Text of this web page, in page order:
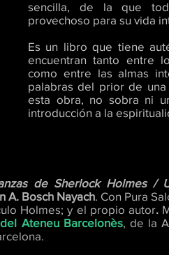
sencilla, de la que
provechoso para su vida
Es un libro que tiene
encuentran tanto entre
como entre las almas
palabras del prior de una
esta obra, no sobra ni
introducción a la
de Sherlock Holmes /
A. Bosch Nayach. Con Pura
Holmes; y el propio autor.
Ateneu Barcelonès, de la